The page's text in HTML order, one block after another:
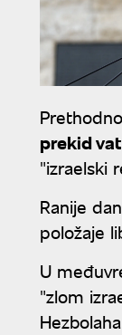
prekid
"izraelski
Ranije
položaje
U
"zlom